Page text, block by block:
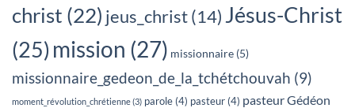
christ (22) jeus_christ(14) Jésus-Christ
(25) mission (27) missionnaire (5)
missionnaire_gedeon_de_la_tchétchouvah (9)
moment_révolution_chrétienne(3) parole (4) pasteur (4) pasteur Gédéon